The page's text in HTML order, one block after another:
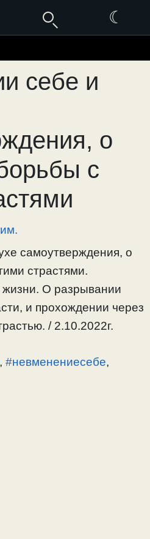
☾
себе и
о
с
самоутверждения, о
страстями.
О разрывании
и прохождении через
/ 2.10.2022г.
, #невменениесебе,